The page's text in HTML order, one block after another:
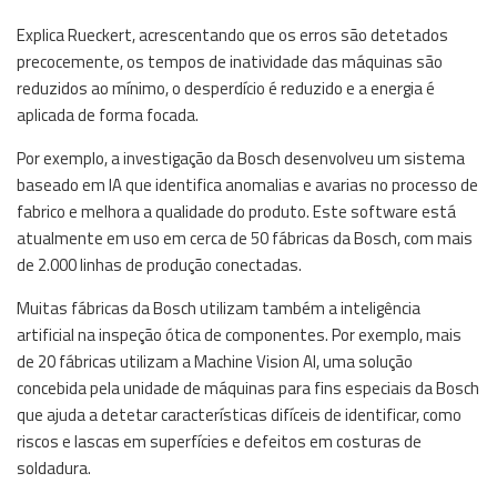
Explica Rueckert, acrescentando que os erros são detetados
precocemente, os tempos de inatividade das máquinas são
reduzidos ao mínimo, o desperdício é reduzido e a energia é
aplicada de forma focada.
Por exemplo, a investigação da Bosch desenvolveu um sistema
baseado em IA que identifica anomalias e avarias no processo de
fabrico e melhora a qualidade do produto. Este software está
atualmente em uso em cerca de 50 fábricas da Bosch, com mais
de 2.000 linhas de produção conectadas.
Muitas fábricas da Bosch utilizam também a inteligência
artificial na inspeção ótica de componentes. Por exemplo, mais
de 20 fábricas utilizam a Machine Vision AI, uma solução
concebida pela unidade de máquinas para fins especiais da Bosch
que ajuda a detetar características difíceis de identificar, como
riscos e lascas em superfícies e defeitos em costuras de
soldadura.